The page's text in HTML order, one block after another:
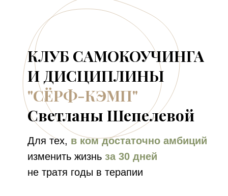
КЛУБ САМОКОУЧИНГА
И ДИСЦИПЛИНЫ
"СЁРФ-КЭМП"
Светланы Шепелевой
Для тех, в ком достаточно амбиций
изменить жизнь за 30 дней
не тратя годы в терапии